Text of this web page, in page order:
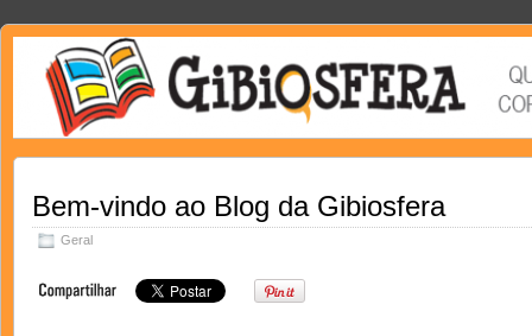
Bem-vindo ao Blog da Gibiosfera
Geral